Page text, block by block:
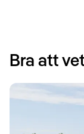
Bra att